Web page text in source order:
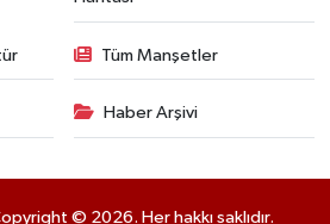
Tüm Manşetler
Haber Arşivi
© 2026. Her hakkı saklıdır.